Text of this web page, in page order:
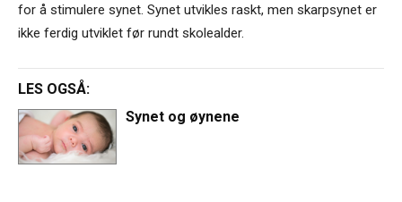
for å stimulere synet. Synet utvikles raskt, men skarpsynet er
ikke ferdig utviklet før rundt skolealder.
LES OGSÅ:
Synet og øynene